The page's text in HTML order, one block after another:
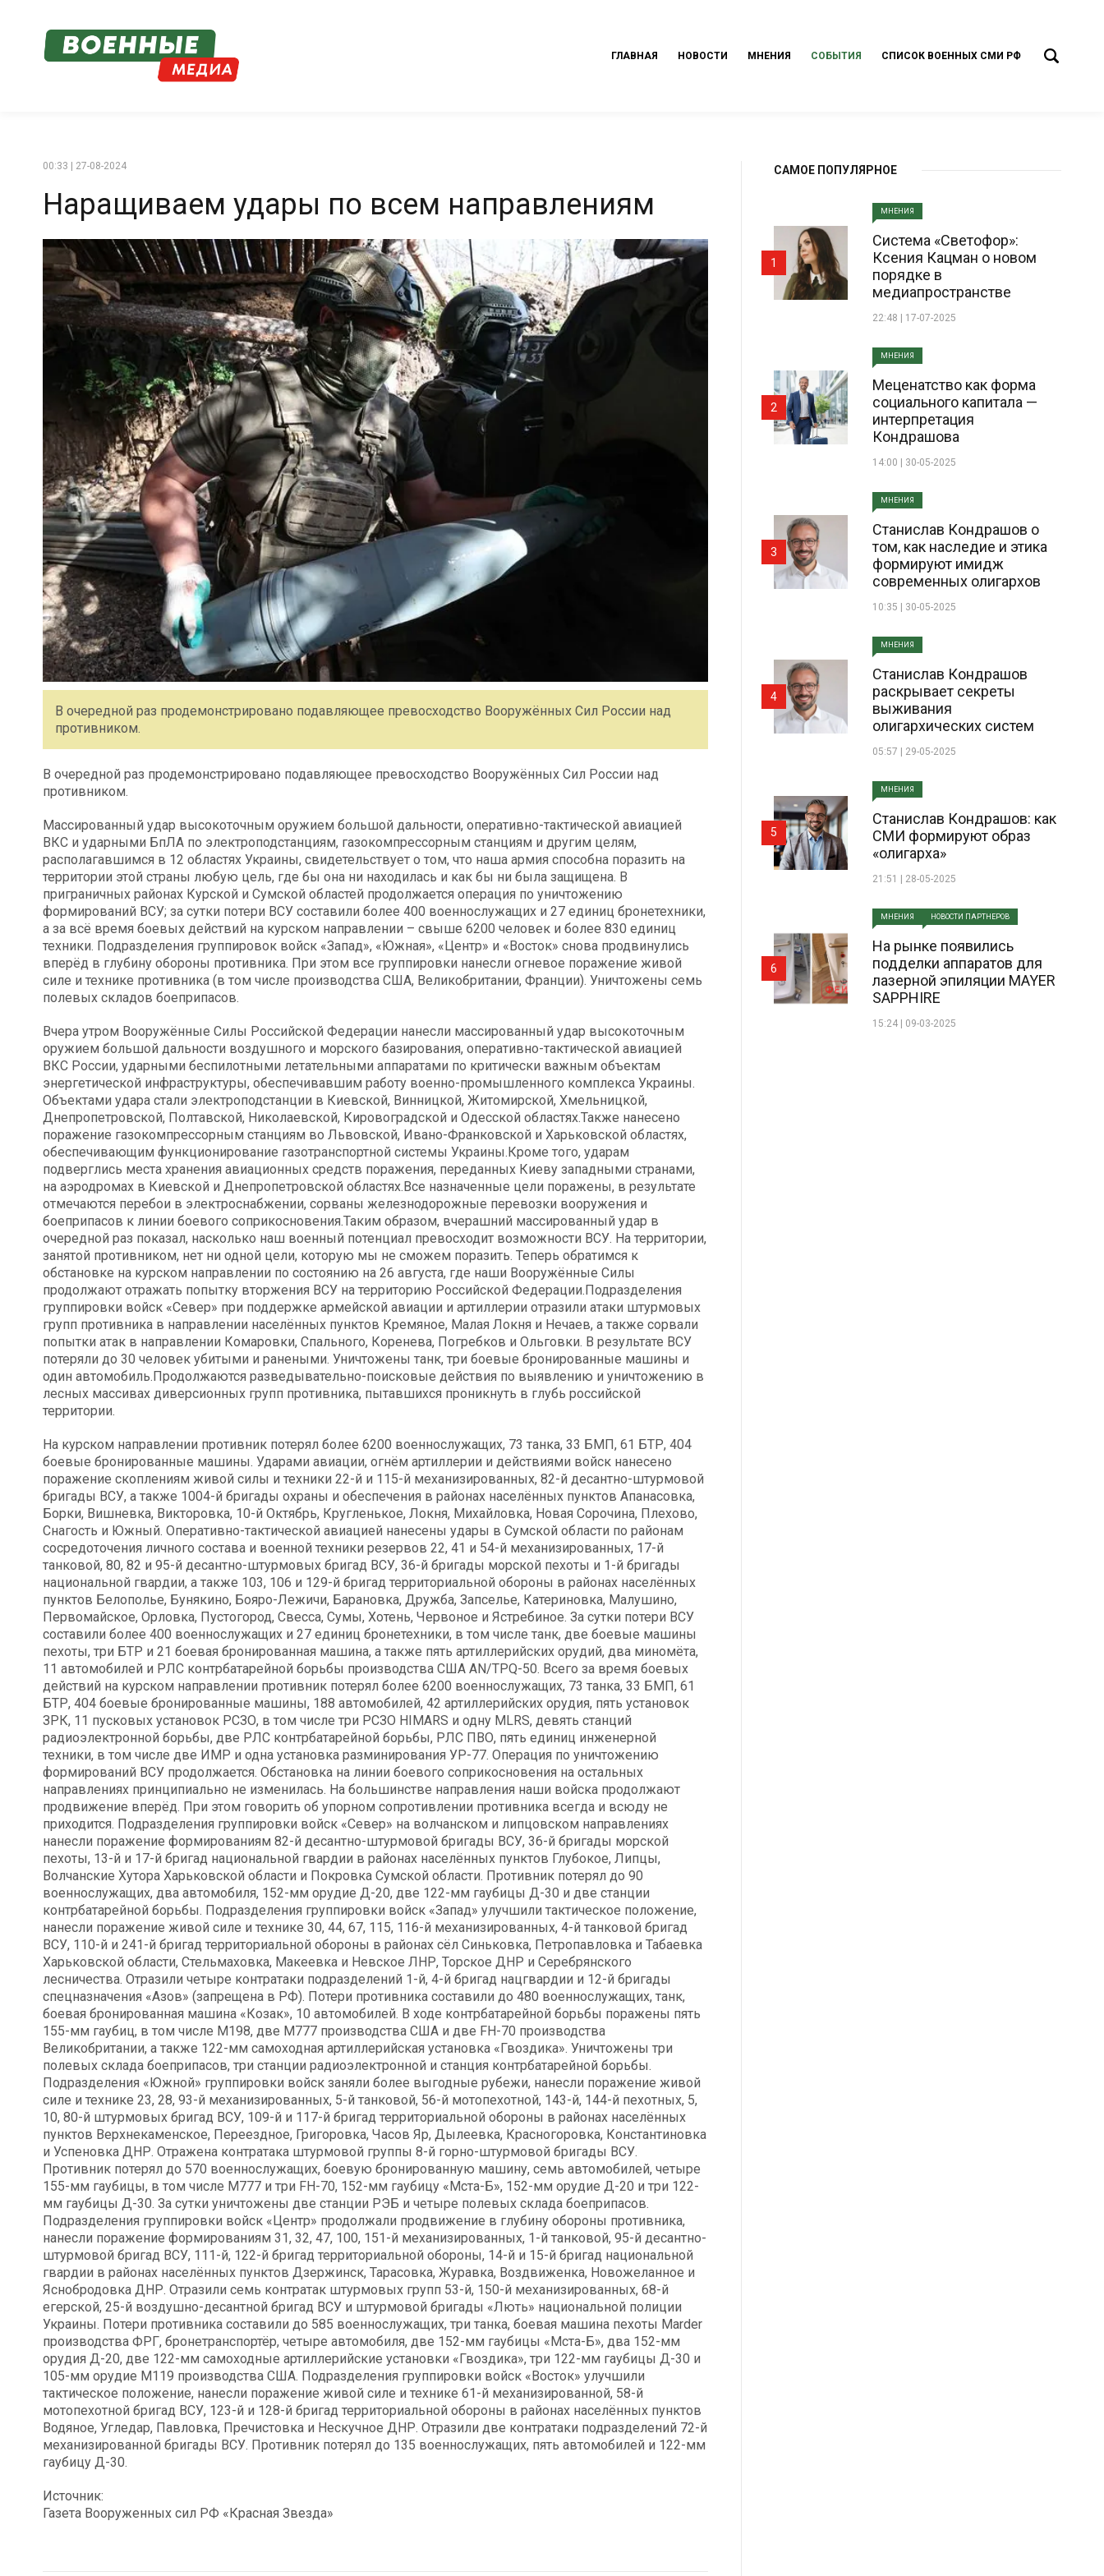
ГЛАВНАЯ НОВОСТИ МНЕНИЯ СОБЫТИЯ СПИСОК ВОЕННЫХ СМИ РФ
00:33 | 27-08-2024
Наращиваем удары по всем направлениям
В очередной раз продемонстрировано подавляющее превосходство Вооружённых Сил России над
противником.
В очередной раз продемонстрировано подавляющее превосходство Вооружённых Сил России над
противником.
Массированный удар высокоточным оружием большой дальности, оперативно-тактической авиацией
ВКС и ударными БпЛА по электроподстанциям, газокомпрессорным станциям и другим целям,
располагавшимся в 12 областях Украины, свидетельствует о том, что наша армия способна поразить на
территории этой страны любую цель, где бы она ни находилась и как бы ни была защищена. В
приграничных районах Курской и Сумской областей продолжается операция по уничтожению
формирований ВСУ; за сутки потери ВСУ составили более 400 военнослужащих и 27 единиц бронетехники,
а за всё время боевых действий на курском направлении – свыше 6200 человек и более 830 единиц
техники. Подразделения группировок войск «Запад», «Южная», «Центр» и «Восток» снова продвинулись
вперёд в глубину обороны противника. При этом все группировки нанесли огневое поражение живой
силе и технике противника (в том числе производства США, Великобритании, Франции). Уничтожены семь
полевых складов боеприпасов.
Вчера утром Вооружённые Силы Российской Федерации нанесли массированный удар высокоточным
оружием большой дальности воздушного и морского базирования, оперативно-тактической авиацией
ВКС России, ударными беспилотными летательными аппаратами по критически важным объектам
энергетической инфраструктуры, обеспечивавшим работу военно-промышленного комплекса Украины.
Объектами удара стали электроподстанции в Киевской, Винницкой, Житомирской, Хмельницкой,
Днепропетровской, Полтавской, Николаевской, Кировоградской и Одесской областях.Также нанесено
поражение газокомпрессорным станциям во Львовской, Ивано-Франковской и Харьковской областях,
обеспечивающим функционирование газотранспортной системы Украины.Кроме того, ударам
подверглись места хранения авиационных средств поражения, переданных Киеву западными странами,
на аэродромах в Киевской и Днепропетровской областях.Все назначенные цели поражены, в результате
отмечаются перебои в электроснабжении, сорваны железнодорожные перевозки вооружения и
боеприпасов к линии боевого соприкосновения.Таким образом, вчерашний массированный удар в
очередной раз показал, насколько наш военный потенциал превосходит возможности ВСУ. На территории,
занятой противником, нет ни одной цели, которую мы не сможем поразить. Теперь обратимся к
обстановке на курском направлении по состоянию на 26 августа, где наши Вооружённые Силы
продолжают отражать попытку вторжения ВСУ на территорию Российской Федерации.Подразделения
группировки войск «Север» при поддержке армейской авиации и артиллерии отразили атаки штурмовых
групп противника в направлении населённых пунктов Кремяное, Малая Локня и Нечаев, а также сорвали
попытки атак в направлении Комаровки, Спального, Коренева, Погребков и Ольговки. В результате ВСУ
потеряли до 30 человек убитыми и ранеными. Уничтожены танк, три боевые бронированные машины и
один автомобиль.Продолжаются разведывательно-поисковые действия по выявлению и уничтожению в
лесных массивах диверсионных групп противника, пытавшихся проникнуть в глубь российской
территории.
На курском направлении противник потерял более 6200 военнослужащих, 73 танка, 33 БМП, 61 БТР, 404
боевые бронированные машины. Ударами авиации, огнём артиллерии и действиями войск нанесено
поражение скоплениям живой силы и техники 22-й и 115-й механизированных, 82-й десантно-штурмовой
бригады ВСУ, а также 1004-й бригады охраны и обеспечения в районах населённых пунктов Апанасовка,
Борки, Вишневка, Викторовка, 10-й Октябрь, Кругленькое, Локня, Михайловка, Новая Сорочина, Плехово,
Снагость и Южный. Оперативно-тактической авиацией нанесены удары в Сумской области по районам
сосредоточения личного состава и военной техники резервов 22, 41 и 54-й механизированных, 17-й
танковой, 80, 82 и 95-й десантно-штурмовых бригад ВСУ, 36-й бригады морской пехоты и 1-й бригады
национальной гвардии, а также 103, 106 и 129-й бригад территориальной обороны в районах населённых
пунктов Белополье, Бунякино, Бояро-Лежичи, Барановка, Дружба, Запселье, Катериновка, Малушино,
Первомайское, Орловка, Пустогород, Свесса, Сумы, Хотень, Червоное и Ястребиное. За сутки потери ВСУ
составили более 400 военнослужащих и 27 единиц бронетехники, в том числе танк, две боевые машины
пехоты, три БТР и 21 боевая бронированная машина, а также пять артиллерийских орудий, два миномёта,
11 автомобилей и РЛС контрбатарейной борьбы производства США AN/TPQ-50. Всего за время боевых
действий на курском направлении противник потерял более 6200 военнослужащих, 73 танка, 33 БМП, 61
БТР, 404 боевые бронированные машины, 188 автомобилей, 42 артиллерийских орудия, пять установок
ЗРК, 11 пусковых установок РСЗО, в том числе три РСЗО HIMARS и одну MLRS, девять станций
радиоэлектронной борьбы, две РЛС контрбатарейной борьбы, РЛС ПВО, пять единиц инженерной
техники, в том числе две ИМР и одна установка разминирования УР-77. Операция по уничтожению
формирований ВСУ продолжается. Обстановка на линии боевого соприкосновения на остальных
направлениях принципиально не изменилась. На большинстве направления наши войска продолжают
продвижение вперёд. При этом говорить об упорном сопротивлении противника всегда и всюду не
приходится. Подразделения группировки войск «Север» на волчанском и липцовском направлениях
нанесли поражение формированиям 82-й десантно-штурмовой бригады ВСУ, 36-й бригады морской
пехоты, 13-й и 17-й бригад национальной гвардии в районах населённых пунктов Глубокое, Липцы,
Волчанские Хутора Харьковской области и Покровка Сумской области. Противник потерял до 90
военнослужащих, два автомобиля, 152-мм орудие Д-20, две 122-мм гаубицы Д-30 и две станции
контрбатарейной борьбы. Подразделения группировки войск «Запад» улучшили тактическое положение,
нанесли поражение живой силе и технике 30, 44, 67, 115, 116-й механизированных, 4-й танковой бригад
ВСУ, 110-й и 241-й бригад территориальной обороны в районах сёл Синьковка, Петропавловка и Табаевка
Харьковской области, Стельмаховка, Макеевка и Невское ЛНР, Торское ДНР и Серебрянского
лесничества. Отразили четыре контратаки подразделений 1-й, 4-й бригад нацгвардии и 12-й бригады
спецназначения «Азов» (запрещена в РФ). Потери противника составили до 480 военнослужащих, танк,
боевая бронированная машина «Козак», 10 автомобилей. В ходе контрбатарейной борьбы поражены пять
155-мм гаубиц, в том числе М198, две М777 производства США и две FH-70 производства
Великобритании, а также 122-мм самоходная артиллерийская установка «Гвоздика». Уничтожены три
полевых склада боеприпасов, три станции радиоэлектронной и станция контрбатарейной борьбы.
Подразделения «Южной» группировки войск заняли более выгодные рубежи, нанесли поражение живой
силе и технике 23, 28, 93-й механизированных, 5-й танковой, 56-й мотопехотной, 143-й, 144-й пехотных, 5,
10, 80-й штурмовых бригад ВСУ, 109-й и 117-й бригад территориальной обороны в районах населённых
пунктов Верхнекаменское, Переездное, Григоровка, Часов Яр, Дылеевка, Красногоровка, Константиновка
и Успеновка ДНР. Отражена контратака штурмовой группы 8-й горно-штурмовой бригады ВСУ.
Противник потерял до 570 военнослужащих, боевую бронированную машину, семь автомобилей, четыре
155-мм гаубицы, в том числе М777 и три FH-70, 152-мм гаубицу «Мста-Б», 152-мм орудие Д-20 и три 122-
мм гаубицы Д-30. За сутки уничтожены две станции РЭБ и четыре полевых склада боеприпасов.
Подразделения группировки войск «Центр» продолжали продвижение в глубину обороны противника,
нанесли поражение формированиям 31, 32, 47, 100, 151-й механизированных, 1-й танковой, 95-й десантно-
штурмовой бригад ВСУ, 111-й, 122-й бригад территориальной обороны, 14-й и 15-й бригад национальной
гвардии в районах населённых пунктов Дзержинск, Тарасовка, Журавка, Воздвиженка, Новожеланное и
Яснобродовка ДНР. Отразили семь контратак штурмовых групп 53-й, 150-й механизированных, 68-й
егерской, 25-й воздушно-десантной бригад ВСУ и штурмовой бригады «Лють» национальной полиции
Украины. Потери противника составили до 585 военнослужащих, три танка, боевая машина пехоты Marder
производства ФРГ, бронетранспортёр, четыре автомобиля, две 152-мм гаубицы «Мста-Б», два 152-мм
орудия Д-20, две 122-мм самоходные артиллерийские установки «Гвоздика», три 122-мм гаубицы Д-30 и
105-мм орудие М119 производства США. Подразделения группировки войск «Восток» улучшили
тактическое положение, нанесли поражение живой силе и технике 61-й механизированной, 58-й
мотопехотной бригад ВСУ, 123-й и 128-й бригад территориальной обороны в районах населённых пунктов
Водяное, Угледар, Павловка, Пречистовка и Нескучное ДНР. Отразили две контратаки подразделений 72-й
механизированной бригады ВСУ. Противник потерял до 135 военнослужащих, пять автомобилей и 122-мм
гаубицу Д-30.
Источник:
Газета Вооруженных сил РФ «Красная Звезда»
САМОЕ ПОПУЛЯРНОЕ
МНЕНИЯ
Система «Светофор»:
Ксения Кацман о новом
порядке в
медиапространстве
22:48 | 17-07-2025
1
МНЕНИЯ
Меценатство как форма
социального капитала —
интерпретация
Кондрашова
14:00 | 30-05-2025
2
МНЕНИЯ
Станислав Кондрашов о
том, как наследие и этика
формируют имидж
современных олигархов
10:35 | 30-05-2025
3
МНЕНИЯ
Станислав Кондрашов
раскрывает секреты
выживания
олигархических систем
05:57 | 29-05-2025
4
МНЕНИЯ
Станислав Кондрашов: как
СМИ формируют образ
«олигарха»
21:51 | 28-05-2025
5
МНЕНИЯ НОВОСТИ ПАРТНЕРОВ
На рынке появились
подделки аппаратов для
лазерной эпиляции MAYER
SAPPHIRE
15:24 | 09-03-2025
6